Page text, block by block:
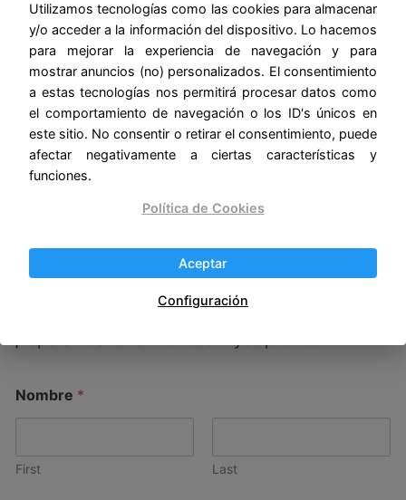
manera oportuna.
¿Cómo podemos
ayudarte?
Aquí nos preocupamos por brindarte la mejor
sobre nuestros productos, sugerencias para
mejorar nuestro sitio web o cualquier otro
asunto, estaremos encantados de escucharte y
responder tus inquietudes.
Nombre *
First Last
Utilizamos tecnologías como las cookies para almacenar
y/o acceder a la información del dispositivo. Lo hacemos
para mejorar la experiencia de navegación y para
mostrar anuncios (no) personalizados. El consentimiento
a estas tecnologías nos permitirá procesar datos como
el comportamiento de navegación o los ID's únicos en
este sitio. No consentir o retirar el consentimiento, puede
afectar negativamente a ciertas características y
funciones.
Política de Cookies
Aceptar
Configuración